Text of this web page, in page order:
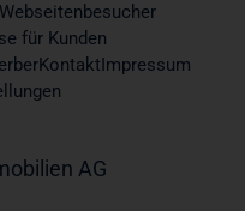
für Kunden
KontaktImpressum
AG